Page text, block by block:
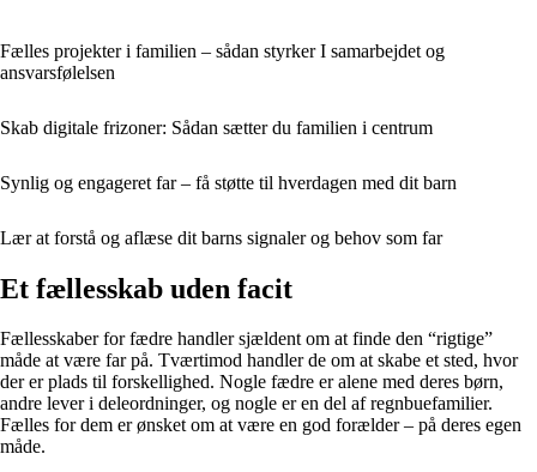
Fælles projekter i familien – sådan styrker I samarbejdet og
ansvarsfølelsen
Skab digitale frizoner: Sådan sætter du familien i centrum
Synlig og engageret far – få støtte til hverdagen med dit barn
Lær at forstå og aflæse dit barns signaler og behov som far
Et fællesskab uden facit
Fællesskaber for fædre handler sjældent om at finde den “rigtige”
måde at være far på. Tværtimod handler de om at skabe et sted, hvor
der er plads til forskellighed. Nogle fædre er alene med deres børn,
andre lever i deleordninger, og nogle er en del af regnbuefamilier.
Fælles for dem er ønsket om at være en god forælder – på deres egen
måde.